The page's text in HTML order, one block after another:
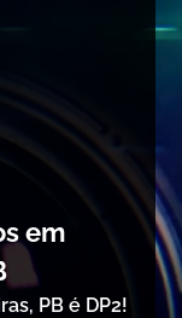
em
PB é DP2!